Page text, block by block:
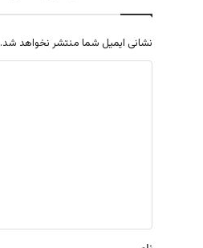
نشانی ایمیل شما منتشر نخواهد شد.